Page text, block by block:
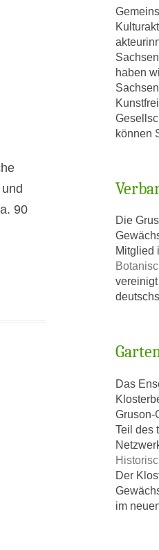
DER-NACHT-HAUS
90
Gem
haben
können
Die
Mitglied
Das
Gruson-
Teil des
Der
im